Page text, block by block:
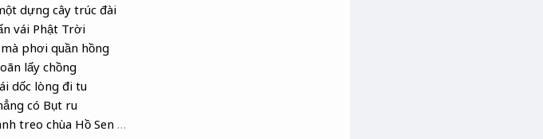
dựng cây trúc đài
vái Phật Trời
phơi quần hồng
lấy chồng
dốc lòng đi tu
có Bụt ru
treo chùa Hồ Sen …